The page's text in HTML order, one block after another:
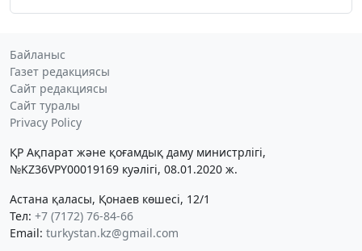
Байланыс
Газет редакциясы
Сайт редакциясы
Сайт туралы
Privacy Policy
ҚР Ақпарат және қоғамдық даму министрлігі,
№KZ36VPY00019169 куәлігі, 08.01.2020 ж.
Астана қаласы, Қонаев көшесі, 12/1
Тел: +7 (7172) 76-84-66
Email: turkystan.kz@gmail.com